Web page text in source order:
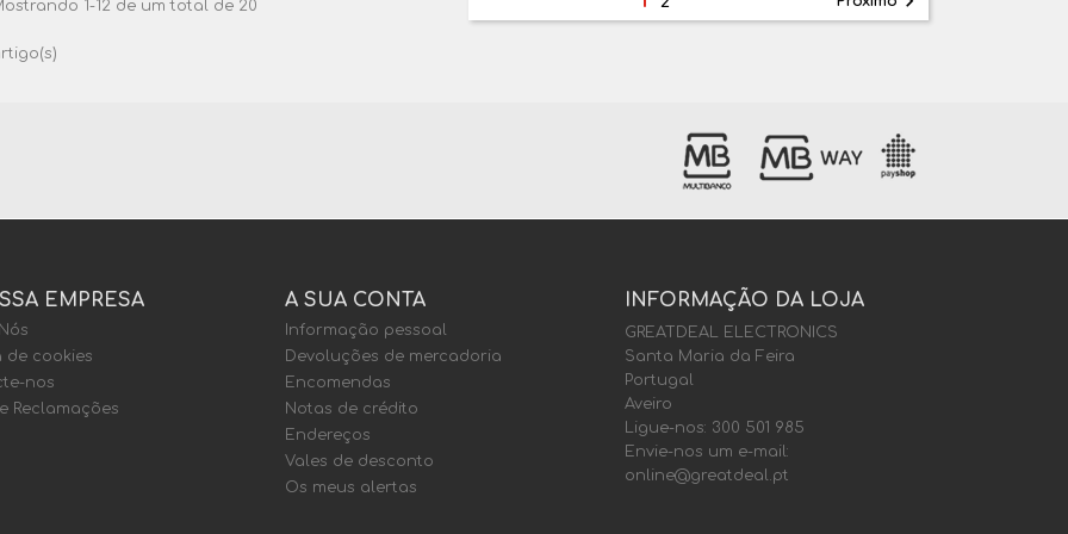
1-12 de um total de 20
EMPRESA
de cookies
nos
Reclamações
A SUA CONTA
Informação pessoal
Devoluções de mercadoria
Encomendas
Notas de crédito
Endereços
Vales de desconto
Os meus alertas
INFORMAÇÃO DA LOJA
GREATDEAL ELECTRONICS
Santa Maria da Feira
Portugal
Aveiro
Ligue-nos: 300 501 985
Envie-nos um e-mail:
online@greatdeal.pt